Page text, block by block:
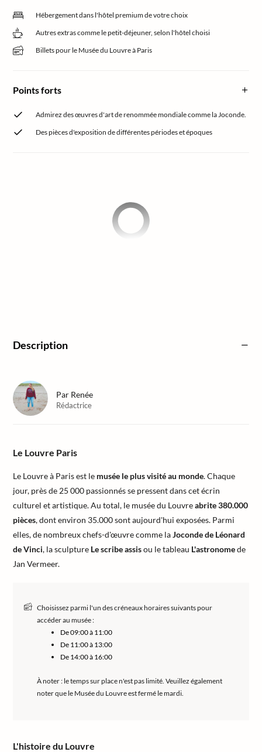
Hébergement dans l'hôtel premium de votre choix
Autres extras comme le petit-déjeuner, selon l'hôtel choisi
Billets pour le Musée du Louvre à Paris
Points forts
Admirez des œuvres d'art de renommée mondiale comme la Joconde.
Des pièces d'exposition de différentes périodes et époques
Description
Le Louvre Paris
Le Louvre à Paris est le musée le plus visité au monde. Chaque
jour, près de 25 000 passionnés se pressent dans cet écrin
culturel et artistique. Au total, le musée du Louvreabrite 380.000
pièces, dont environ 35.000 sont aujourd'hui exposées. Parmi
elles, de nombreux chefs-d'œuvre comme laJoconde de Léonard
de Vinci, la sculpture Le scribe assisou le tableau L'astronomede
Jan Vermeer.
Choisissez parmi l'un des créneaux horaires suivants pour
accéder au musée :
De 09:00 à 11:00
De 11:00 à 13:00
De 14:00 à 16:00
À noter : le temps sur place n'est pas limité. Veuillez également
noter que le Musée du Louvre est fermé le mardi.
L'histoire du Louvre
Par Renée
Rédactrice